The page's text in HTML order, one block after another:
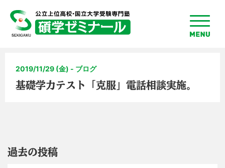
toggle
menu
2019/11/29 (金) - ブログ
基礎学力テスト「克服」電話相談実施。
過去の投稿